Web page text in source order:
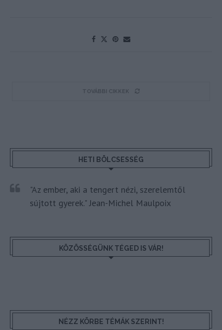
TOVÁBBI CIKKEK
HETI BÖLCSESSÉG
"Az ember, aki a tengert nézi, szerelemtől
sújtott gyerek." Jean-Michel Maulpoix
KÖZÖSSÉGÜNK TÉGED IS VÁR!
NÉZZ KÖRBE TÉMÁK SZERINT!